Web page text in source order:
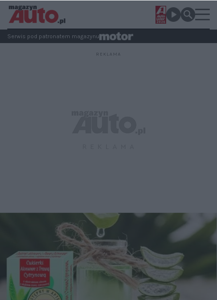
Serwis pod patronatem magazynu